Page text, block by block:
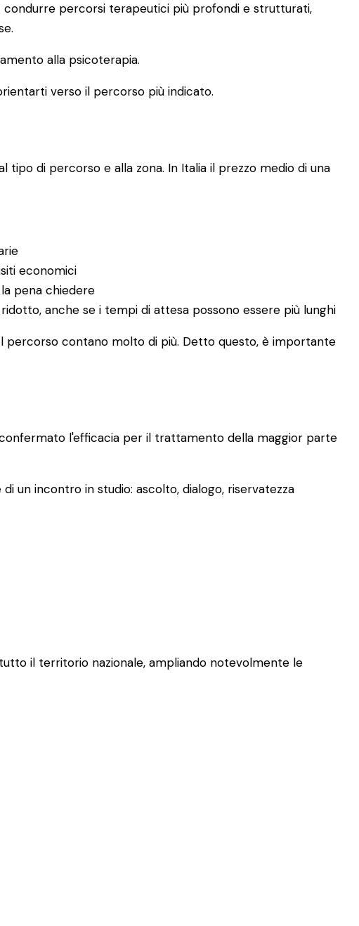
condurre percorsi terapeutici più profondi e strutturati,
alla psicoterapia.
verso il percorso più indicato.
tipo di percorso e alla zona. In Italia il prezzo medio di una
economici
pena chiedere
anche se i tempi di attesa possono essere più lunghi
percorso contano molto di più. Detto questo, è importante
l'efficacia per il trattamento della maggior parte
un incontro in studio: ascolto, dialogo, riservatezza
il territorio nazionale, ampliando notevolmente le